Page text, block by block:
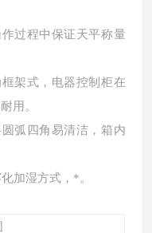
过程中保证天平称量
架式，电器控制柜在
用 。
弧四角易清洁，箱内
加湿方式，*。